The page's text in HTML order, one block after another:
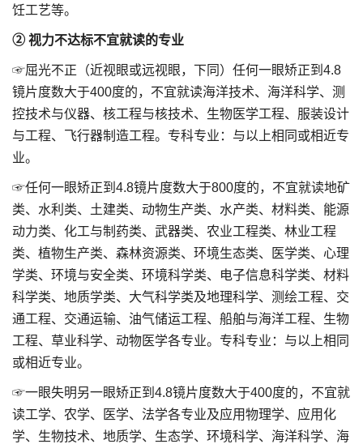
饪工艺等。
② 视力不达标不宜就读的专业
☞屈光不正（近视眼或远视眼，下同）任何一眼矫正到4.8
镜片度数大于400度的，不宜就读海洋技术、海洋科学、测
控技术与仪器、核工程与核技术、生物医学工程、服装设计
与工程、飞行器制造工程。专科专业：与以上相同或相近专
业。
☞任何一眼矫正到4.8镜片度数大于800度的，不宜就读地矿
类、水利类、土建类、动物生产类、水产类、材料类、能源
动力类、化工与制药类、武器类、农业工程类、林业工程
类、植物生产类、森林资源类、环境生态类、医学类、心理
学类、环境与安全类、环境科学类、电子信息科学类、材料
科学类、地质学类、大气科学类及地理科学、测绘工程、交
通工程、交通运输、油气储运工程、船舶与海洋工程、生物
工程、草业科学、动物医学各专业。专科专业：与以上相同
或相近专业。
☞一眼失明另一眼矫正到4.8镜片度数大于400度的，不宜就
读工学、农学、医学、法学各专业及应用物理学、应用化
学、生物技术、地质学、生态学、环境科学、海洋科学、海